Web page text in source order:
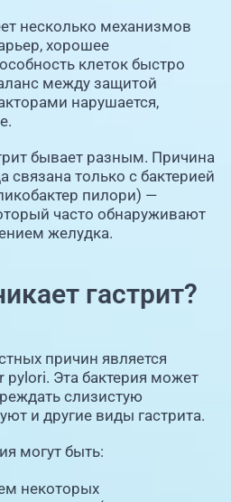
несколько механизмов
хорошее
клеток быстро
между защитой
нарушается,
бывает разным. Причина
связана только с бактерией
пилори) —
часто обнаруживают
желудка.
гастрит?
причин является
Эта бактерия может
слизистую
и другие виды гастрита.
могут быть:
некоторых